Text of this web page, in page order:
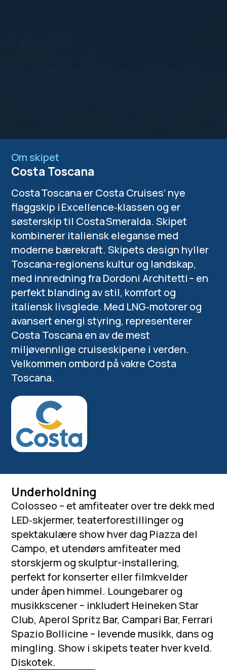
Om skipet
Costa Toscana
Costa Toscana er Costa Cruises’ nye
flaggskip i Excellence‑klassen og er
søsterskip til Costa Smeralda. Skipet
kombinerer italiensk eleganse med
moderne bærekraft. Skipets design hyller
Toscana-regionens kultur og landskap,
med innredning fra Dordoni Architetti – en
perfekt blanding av stil, komfort og
italiensk livsglede. Med LNG‑motorer og
avansert energi styring, representerer
Costa Toscana en av de mest
miljøvennlige cruiseskipene i verden.
Velkommen ombord på vakre Costa
Toscana.
Underholdning
Colosseo – et amfiteater over tre dekk med
LED‑skjermer, teaterforestillinger og
spektakulære show hver dag Piazza del
Campo, et utendørs amfiteater med
storskjerm og skulptur-installering,
perfekt for konserter eller filmkvelder
under åpen himmel. Loungebarer og
musikkscener – inkludert Heineken Star
Club, Aperol Spritz Bar, Campari Bar, Ferrari
Spazio Bollicine – levende musikk, dans og
mingling. Show i skipets teater hver kveld.
Diskotek.